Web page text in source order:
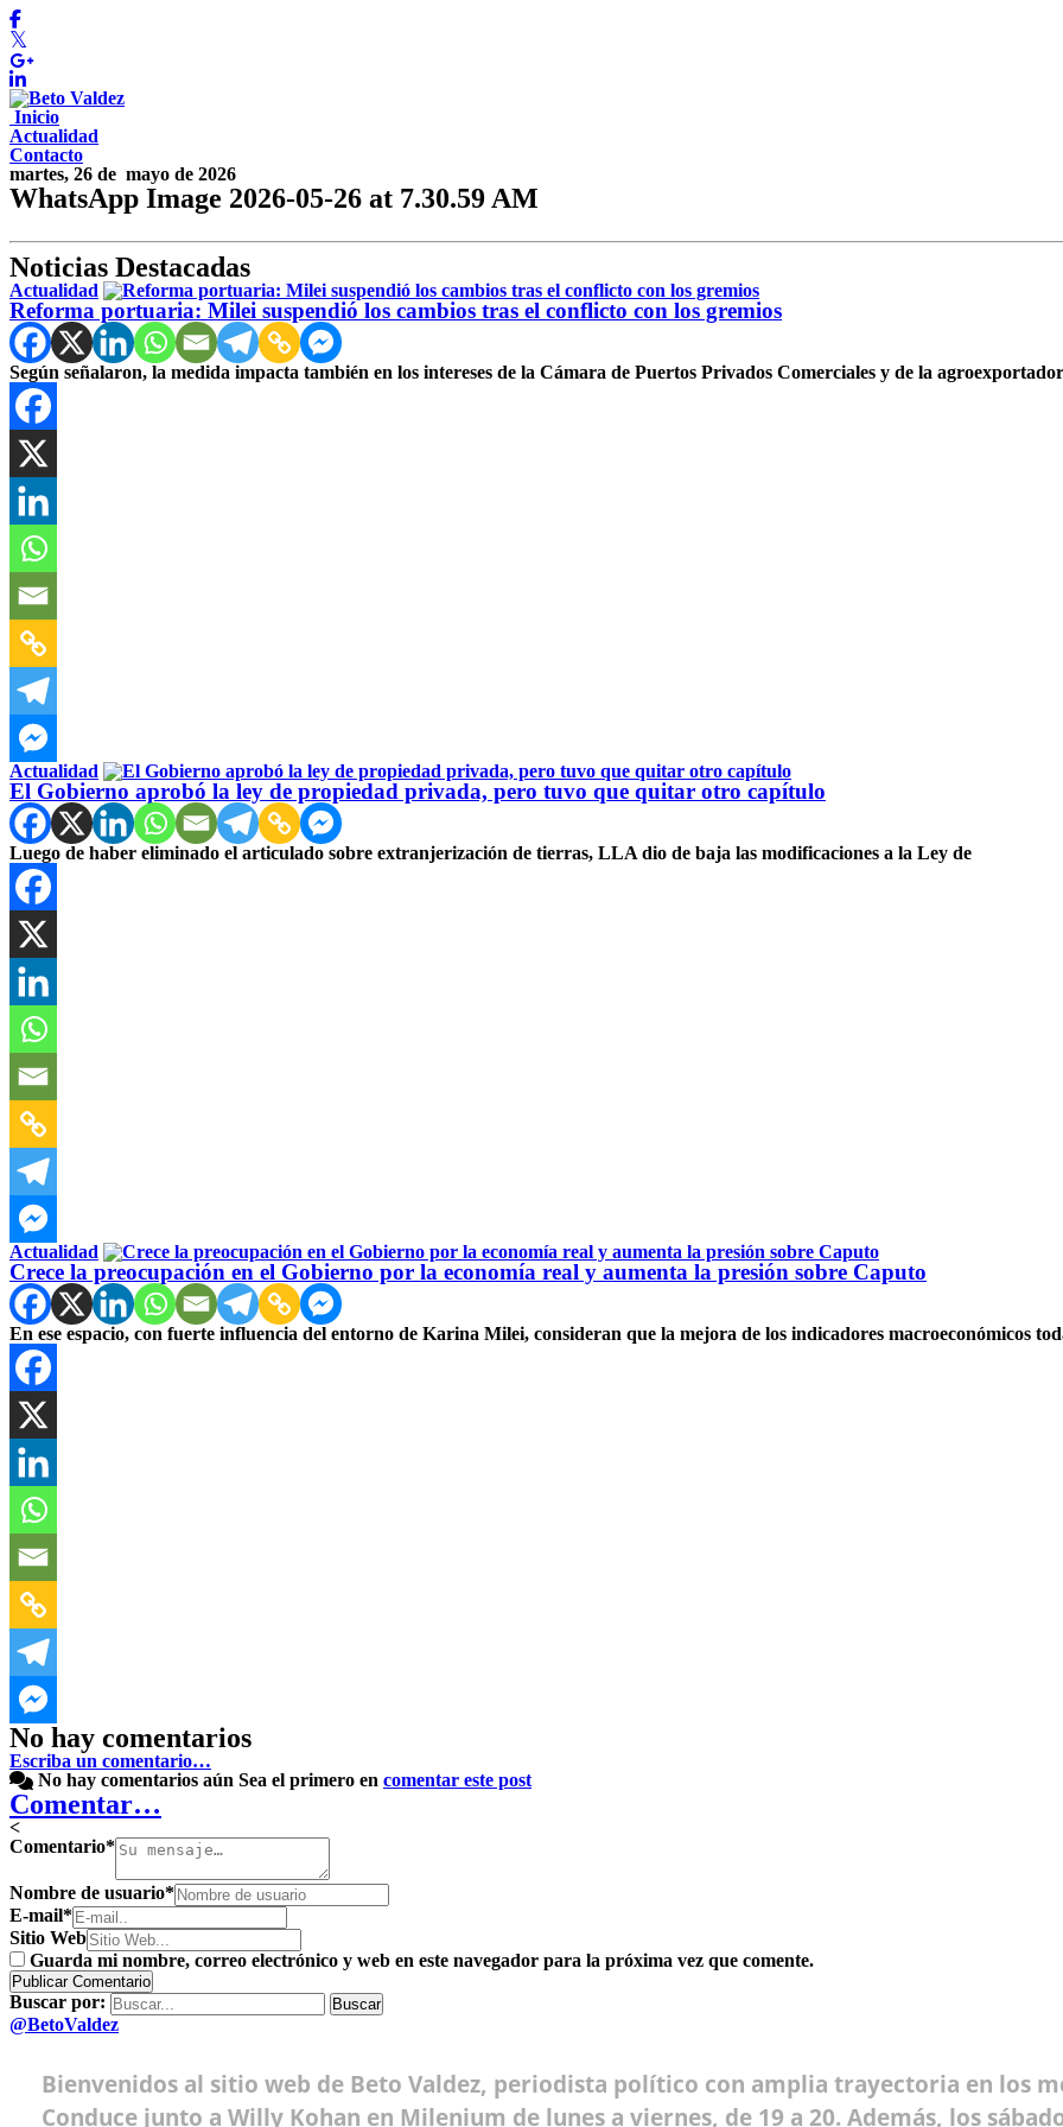
Inicio
Actualidad
Contacto
martes, 26 de mayo de 2026
WhatsApp Image 2026-05-26 at 7.30.59 AM
Noticias Destacadas
Actualidad
Reforma portuaria: Milei suspendió los cambios tras el conflicto con los gremios
Según señalaron, la medida impacta también en los intereses de la Cámara de Puertos Privados Comerciales y de la
Actualidad
El Gobierno aprobó la ley de propiedad privada, pero tuvo que quitar otro capítulo
Luego de haber eliminado el articulado sobre extranjerización de tierras, LLA dio de baja las modificaciones a la Ley de
Actualidad
Crece la preocupación en el Gobierno por la economía real y aumenta la presión sobre Caputo
En ese espacio, con fuerte influencia del entorno de Karina Milei, consideran que la mejora de los indicadores macroeconómicos
No hay comentarios
Escriba un comentario…
No hay comentarios aún Sea el primero en comentar este post
Comentar…
<
Comentario*
Nombre de usuario*
E-mail*
Sitio Web
Guarda mi nombre, correo electrónico y web en este navegador para la próxima vez que comente.
Buscar por:
@BetoValdez
Bienvenidos al sitio web de Beto Valdez, periodista político con amplia trayectoria en los
Conduce junto a Willy Kohan en Milenium de lunes a viernes, de 19 a 20. Además, los